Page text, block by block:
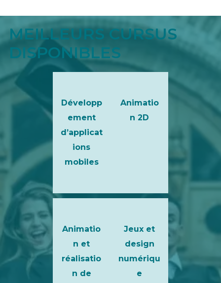
MEILLEURS CURSUS
DISPONIBLES
Développ
ement
d’applicat
ions
mobiles
Animatio
n 2D
Animatio
n et
réalisatio
n de
Jeux et
design
numériqu
e